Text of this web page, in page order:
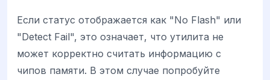
Если статус отображается как "No Flash" или
"Detect Fail", это означает, что утилита не
может корректно считать информацию с
чипов памяти. В этом случае попробуйте